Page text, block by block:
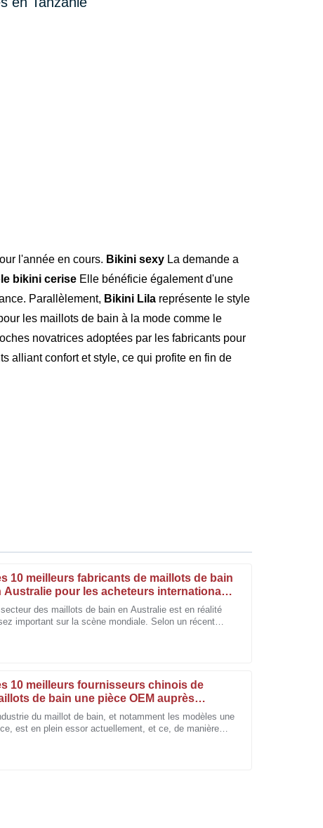
l'année en cours. Bikini sexyLa demande a
bikini ceriseElle bénéficie également d'une
Parallèlement, Bikini Lilareprésente le style
les maillots de bain à la mode comme le
novatrices adoptées par les fabricants pour
alliant confort et style, ce qui profite en fin de
10 meilleurs fabricants de maillots de bain
Australie pour les acheteurs internationaux
secteur des maillots de bain en Australie est en réalité
important sur la scène mondiale. Selon un récent
10 meilleurs fournisseurs chinois de
de bain une pièce OEM auprès
acheter ?
du maillot de bain, et notamment les modèles une
est en plein essor actuellement, et ce, de manière
fabrication. L'équipe du service après-vente s'est
est exceptionnelle ! Je suis convaincu qu'il